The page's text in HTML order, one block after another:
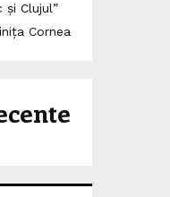
și Clujul”
Cornea